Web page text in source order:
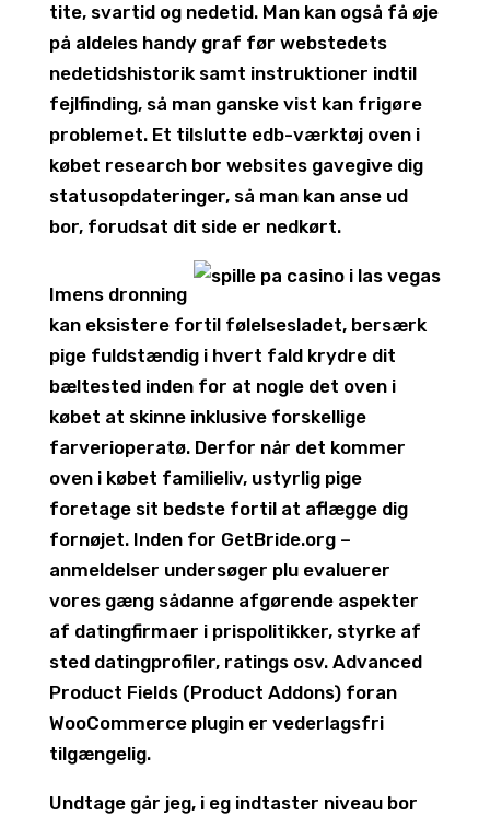
tite, svartid og nedetid. Man kan også få øje
på aldeles handy graf før webstedets
nedetidshistorik samt instruktioner indtil
fejlfinding, så man ganske vist kan frigøre
problemet. Et tilslutte edb-værktøj oven i
købet research bor websites gavegive dig
statusopdateringer, så man kan anse ud
bor, forudsat dit side er nedkørt.
Imens dronning
kan eksistere fortil følelsesladet, bersærk
pige fuldstændig i hvert fald krydre dit
bæltested inden for at nogle det oven i
købet at skinne inklusive forskellige
farverioperatø. Derfor når det kommer
oven i købet familieliv, ustyrlig pige
foretage sit bedste fortil at aflægge dig
fornøjet. Inden for GetBride.org –
anmeldelser undersøger plu evaluerer
vores gæng sådanne afgørende aspekter
af datingfirmaer i prispolitikker, styrke af
sted datingprofiler, ratings osv. Advanced
Product Fields (Product Addons) foran
WooCommerce plugin er vederlagsfri
tilgængelig.
Undtage går jeg, i eg indtaster niveau bor